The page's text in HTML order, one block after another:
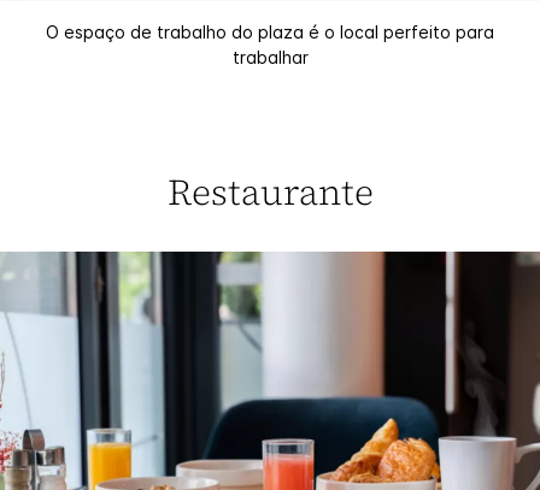
O espaço de trabalho do plaza é o local perfeito para
trabalhar
Restaurante